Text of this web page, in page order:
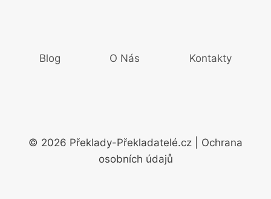
Blog O Nás Kontakty
© 2026 Překlady-Překladatelé.cz | Ochrana
osobních údajů